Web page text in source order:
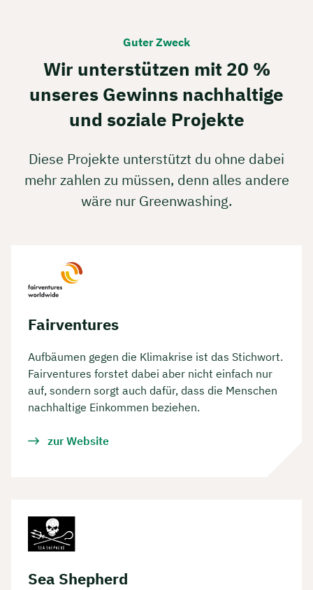
Guter Zweck
Wir unterstützen mit 20 %
unseres Gewinns nachhaltige
und soziale Projekte
Diese Projekte unterstützt du ohne dabei
mehr zahlen zu müssen, denn alles andere
wäre nur Greenwashing.
Fairventures
Aufbäumen gegen die Klimakrise ist das Stichwort.
Fairventures forstet dabei aber nicht einfach nur
auf, sondern sorgt auch dafür, dass die Menschen
nachhaltige Einkommen beziehen.
zur Website
Sea Shepherd
Bulik now 🤝
We are available for you from Monday to
Friday from 8 a.m. to 6 p.m.
Duration: approx. 30 minutes
🗓️ Select your preferred date now: